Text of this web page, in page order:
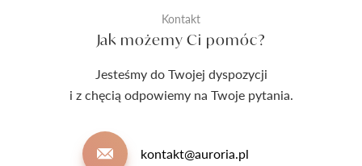
Kontakt
Jak możemy Ci pomóc?
Jesteśmy do Twojej dyspozycji
i z chęcią odpowiemy na Twoje pytania.
kontakt@auroria.pl